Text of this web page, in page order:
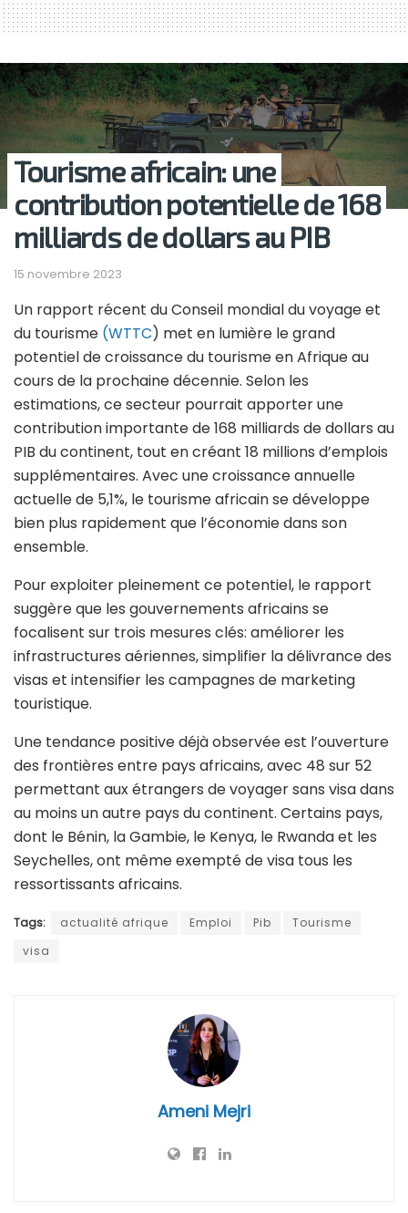
Tourisme africain: une
contribution potentielle de 168
milliards de dollars au PIB
15 novembre 2023
Un rapport récent du Conseil mondial du voyage et
du tourisme (WTTC) met en lumière le grand
potentiel de croissance du tourisme en Afrique au
cours de la prochaine décennie. Selon les
estimations, ce secteur pourrait apporter une
contribution importante de 168 milliards de dollars au
PIB du continent, tout en créant 18 millions d’emplois
supplémentaires. Avec une croissance annuelle
actuelle de 5,1%, le tourisme africain se développe
bien plus rapidement que l’économie dans son
ensemble.
Pour exploiter pleinement ce potentiel, le rapport
suggère que les gouvernements africains se
focalisent sur trois mesures clés: améliorer les
infrastructures aériennes, simplifier la délivrance des
visas et intensifier les campagnes de marketing
touristique.
Une tendance positive déjà observée est l’ouverture
des frontières entre pays africains, avec 48 sur 52
permettant aux étrangers de voyager sans visa dans
au moins un autre pays du continent. Certains pays,
dont le Bénin, la Gambie, le Kenya, le Rwanda et les
Seychelles, ont même exempté de visa tous les
ressortissants africains.
Tags: actualité afrique Emploi Pib
Tourisme
visa
Ameni Mejri